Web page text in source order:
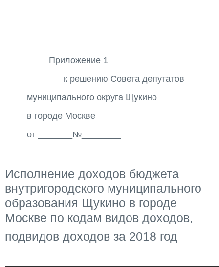
Приложение 1
к решению Совета депутатов
муниципального округа Щукино
в городе Москве
от _______№________
Исполнение доходов бюджета
внутригородского муниципального
образования Щукино в городе
Москве по кодам видов доходов,
подвидов доходов за 2018 год